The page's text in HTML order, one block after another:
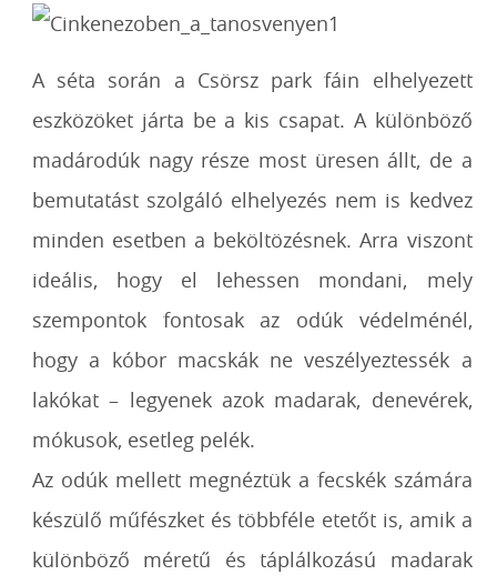
A séta során a Csörsz park fáin elhelyezett
eszközöket járta be a kis csapat. A különböző
madárodúk nagy része most üresen állt, de a
bemutatást szolgáló elhelyezés nem is kedvez
minden esetben a beköltözésnek. Arra viszont
ideális, hogy el lehessen mondani, mely
szempontok fontosak az odúk védelménél,
hogy a kóbor macskák ne veszélyeztessék a
lakókat – legyenek azok madarak, denevérek,
mókusok, esetleg pelék.
Az odúk mellett megnéztük a fecskék számára
készülő műfészket és többféle etetőt is, amik a
különböző méretű és táplálkozású madarak